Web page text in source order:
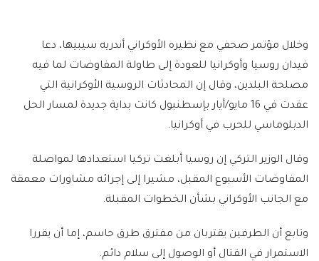
وخلال مؤتمر صحفي مع نظيره الأوكراني أندريه سيبيها، دعا
فيدان روسيا وأوكرانيا للعودة إلى طاولة المفاوضات لما فيه
مصلحة البلدين، وقال إن المحادثات الروسية الأوكرانية التي
عقدت في 16 مايو/أيار بإسطنبول كانت بداية جديدة لمسار الحل
الدبلوماسي للحرب في أوكرانيا.
وقال الوزير التركي إن روسيا أبلغت تركيا استعدادها لمواصلة
المفاوضات الأسبوع المقبل، مشيرا إلى إجرائه مشاورات معمقة
مع الجانب الأوكراني بشأن الخطوات المقبلة.
وتابع أن الطرفين يقتربان من مفترق طرق حاسم، إما أن يقررا
الاستمرار في القتال أو الوصول إلى سلام دائم.